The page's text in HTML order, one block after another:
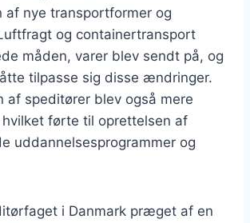
af nye transportformer og
og containertransport
måden, varer blev sendt på, og
tilpasse sig disse ændringer.
af speditører blev også mere
førte til oprettelsen af
uddannelsesprogrammer og
i Danmark præget af en